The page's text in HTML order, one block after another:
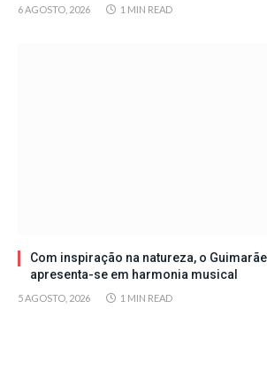
6 AGOSTO, 2026 1 MIN READ
Com inspiração na natureza, o
apresenta-se em harmonia musical
5 AGOSTO, 2026 1 MIN READ